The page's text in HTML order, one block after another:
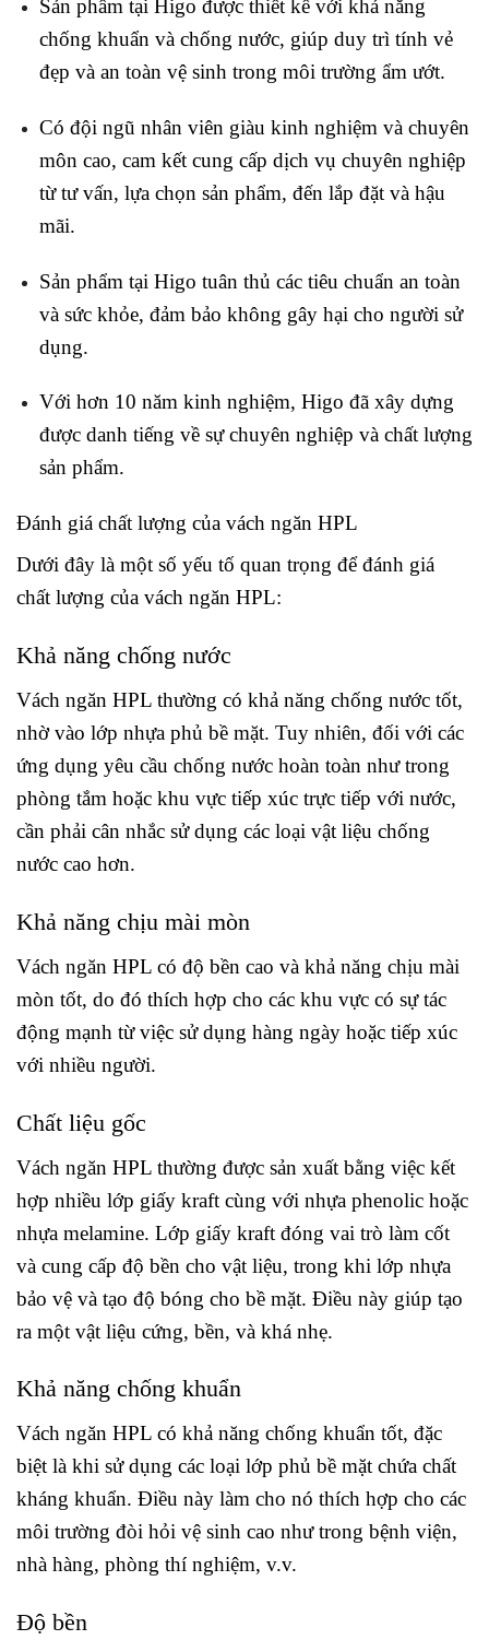
Sản phẩm tại Higo được thiết kế với khả năng
chống khuẩn và chống nước, giúp duy trì tính vẻ
đẹp và an toàn vệ sinh trong môi trường ẩm ướt.
Có đội ngũ nhân viên giàu kinh nghiệm và chuyên
môn cao, cam kết cung cấp dịch vụ chuyên nghiệp
từ tư vấn, lựa chọn sản phẩm, đến lắp đặt và hậu
mãi.
Sản phẩm tại Higo tuân thủ các tiêu chuẩn an toàn
và sức khỏe, đảm bảo không gây hại cho người sử
dụng.
Với hơn 10 năm kinh nghiệm, Higo đã xây dựng
được danh tiếng về sự chuyên nghiệp và chất lượng
sản phẩm.
Đánh giá chất lượng của vách ngăn HPL
Dưới đây là một số yếu tố quan trọng để đánh giá
chất lượng của vách ngăn HPL:
Khả năng chống nước
Vách ngăn HPL thường có khả năng chống nước tốt,
nhờ vào lớp nhựa phủ bề mặt. Tuy nhiên, đối với các
ứng dụng yêu cầu chống nước hoàn toàn như trong
phòng tắm hoặc khu vực tiếp xúc trực tiếp với nước,
cần phải cân nhắc sử dụng các loại vật liệu chống
nước cao hơn.
Khả năng chịu mài mòn
Vách ngăn HPL có độ bền cao và khả năng chịu mài
mòn tốt, do đó thích hợp cho các khu vực có sự tác
động mạnh từ việc sử dụng hàng ngày hoặc tiếp xúc
với nhiều người.
Chất liệu gốc
Vách ngăn HPL thường được sản xuất bằng việc kết
hợp nhiều lớp giấy kraft cùng với nhựa phenolic hoặc
nhựa melamine. Lớp giấy kraft đóng vai trò làm cốt
và cung cấp độ bền cho vật liệu, trong khi lớp nhựa
bảo vệ và tạo độ bóng cho bề mặt. Điều này giúp tạo
ra một vật liệu cứng, bền, và khá nhẹ.
Khả năng chống khuẩn
Vách ngăn HPL có khả năng chống khuẩn tốt, đặc
biệt là khi sử dụng các loại lớp phủ bề mặt chứa chất
kháng khuẩn. Điều này làm cho nó thích hợp cho các
môi trường đòi hỏi vệ sinh cao như trong bệnh viện,
nhà hàng, phòng thí nghiệm, v.v.
Độ bền